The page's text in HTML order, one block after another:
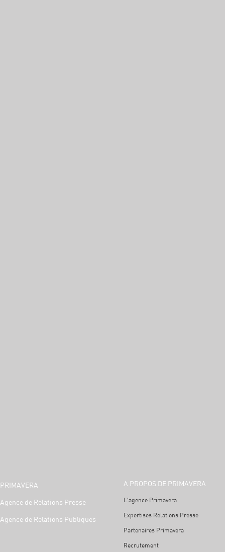
PRIMAVERA
Agence de Relations Presse
Agence de Relations Publiques
A PROPOS DE PRIMAVERA
L'agence Primavera
Expertises Relations Presse
Partenaires Primavera
Recrutement